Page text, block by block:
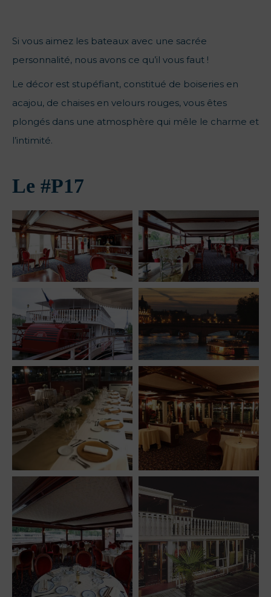
Si vous aimez les bateaux avec une sacrée
personnalité, nous avons ce qu’il vous faut !
Le décor est stupéfiant, constitué de boiseries en
acajou, de chaises en velours rouges, vous êtes
plongés dans une atmosphère qui mêle le charme et
l’intimité.
Le #P17